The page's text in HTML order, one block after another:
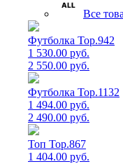
Все
Футболка Top.942
1 530.00 руб.
2 550.00 руб.
Футболка Top.1132
1 494.00 руб.
2 490.00 руб.
Топ Top.867
1 404.00 руб.